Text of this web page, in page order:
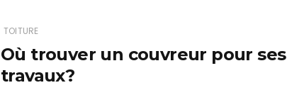
TOITURE
Où trouver un couvreur pour ses
travaux?